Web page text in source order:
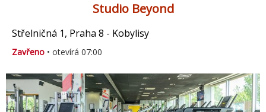
Studio Beyond
Střelničná 1, Praha 8 - Kobylisy
Zavřeno • otevírá 07:00